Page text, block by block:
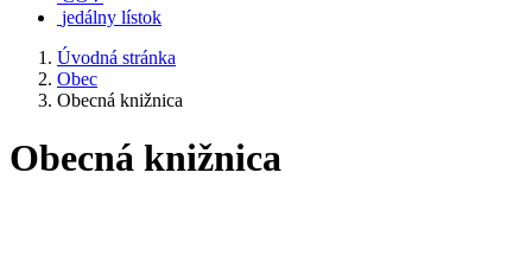
jedálny lístok
Úvodná stránka
Obec
Obecná knižnica
Obecná knižnica